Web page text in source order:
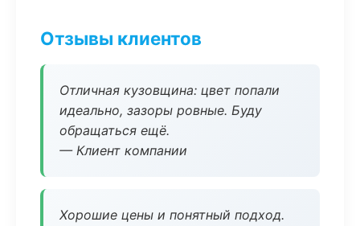
Отзывы клиентов
Отличная кузовщина: цвет попали
идеально, зазоры ровные. Буду
обращаться ещё.
— Клиент компании
Хорошие цены и понятный подход.